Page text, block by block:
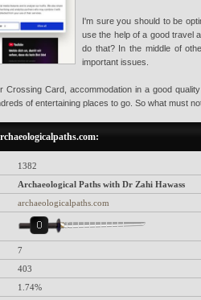
I'm sure you should to be
use the help of a good travel
do that? In the middle of
important issues.
Crossing Card, accommodation in a good
of entertaining places to go. So what must
1382
Archaeological Paths with Dr Zahi Hawass
archaeologicalpaths.com
7
403
1.74%